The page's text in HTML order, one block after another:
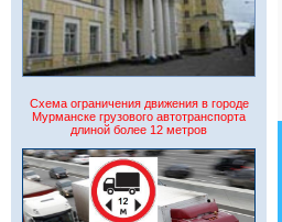
Схема ограничения движения в городе
Мурманске грузового автотранспорта
длиной более 12 метров